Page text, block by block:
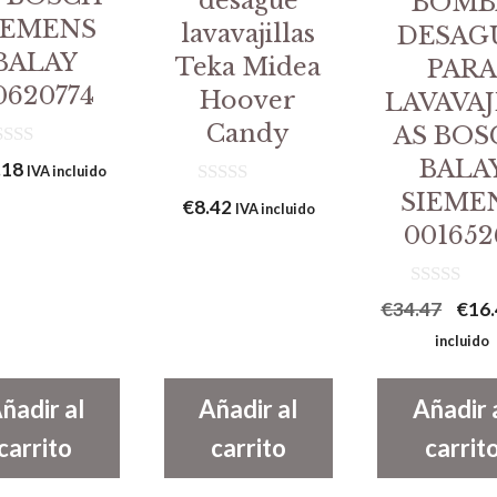
IVA incluido
al
lavavajillas
Teka Midea
Hoover
Candy
0
d
€8.42 IVA incluido
Añadir al
carrito
PARA
AS
0
d
€34.47
El
era:
€
incluido
Añadir